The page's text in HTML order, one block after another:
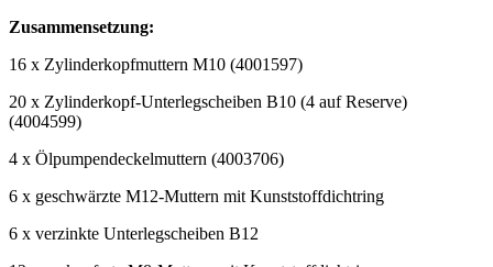
Zusammensetzung:
16 x Zylinderkopfmuttern M10 (4001597)
20 x Zylinderkopf-Unterlegscheiben B10 (4 auf Reserve)
(4004599)
4 x Ölpumpendeckelmuttern (4003706)
6 x geschwärzte M12-Muttern mit Kunststoffdichtring
6 x verzinkte Unterlegscheiben B12